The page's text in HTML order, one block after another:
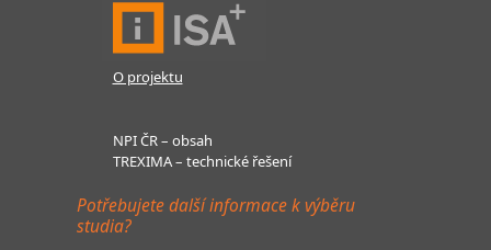
O projektu
NPI ČR – obsah
TREXIMA – technické řešení
Potřebujete další informace k výběru
studia?